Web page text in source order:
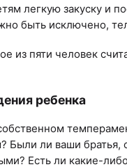
легкую закуску и
быть исключено,
из пяти человек
ребенка
Были ли ваши
Есть ли какие-